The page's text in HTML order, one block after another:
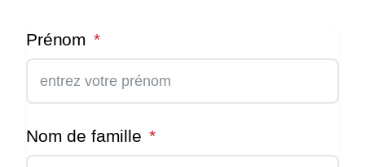
Prénom
Nom de famille